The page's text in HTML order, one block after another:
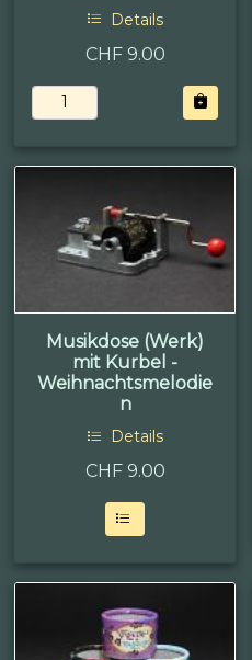
Details
CHF 9.00
Musikdose (Werk)
mit Kurbel -
Weihnachtsmelodie
n
Details
CHF 9.00